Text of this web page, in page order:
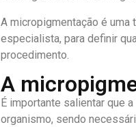
A micropigmentação é uma
especialista, para definir
procedimento.
A
É importante salientar que
organismo, sendo